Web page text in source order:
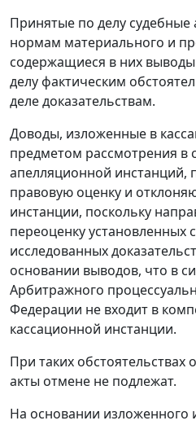
Принятые по делу судебные
нормам материального и
содержащиеся в них
делу фактическим
деле доказательствам.
Доводы, изложенные в
предметом рассмотрения в
апелляционной
правовую оценку и
инстанции, поскольку
переоценку установленных
исследованных
основании выводов, что в
Арбитражного
Федерации не входит в
кассационной инстанции.
При таких
акты отмене не подлежат.
На основании изложенного